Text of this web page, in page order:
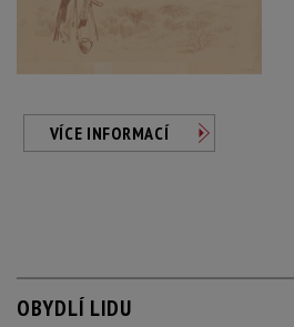
VÍCE INFORMACÍ
OBYDLÍ LIDU